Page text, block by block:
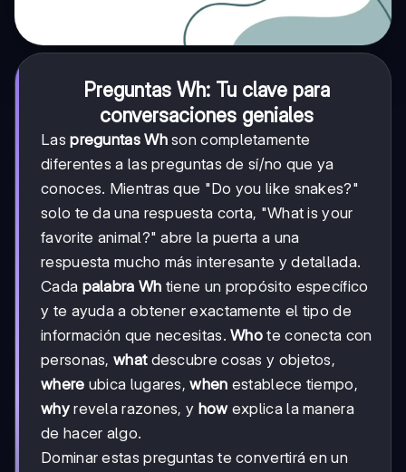
Preguntas Wh: Tu clave para
conversaciones geniales
Laspreguntas Whson completamente
diferentes a las preguntas de sí/no que ya
conoces. Mientras que "Do you like snakes?"
solo te da una respuesta corta, "What is your
favorite animal?" abre la puerta a una
respuesta mucho más interesante y detallada.
Cada palabra Wh tiene un propósito específico
y te ayuda a obtener exactamente el tipo de
información que necesitas.Who te conecta con
personas,whatdescubre cosas y objetos,
where ubica lugares,when establece tiempo,
whyrevela razones, y howexplica la manera
de hacer algo.
Dominar estas preguntas te convertirá en un